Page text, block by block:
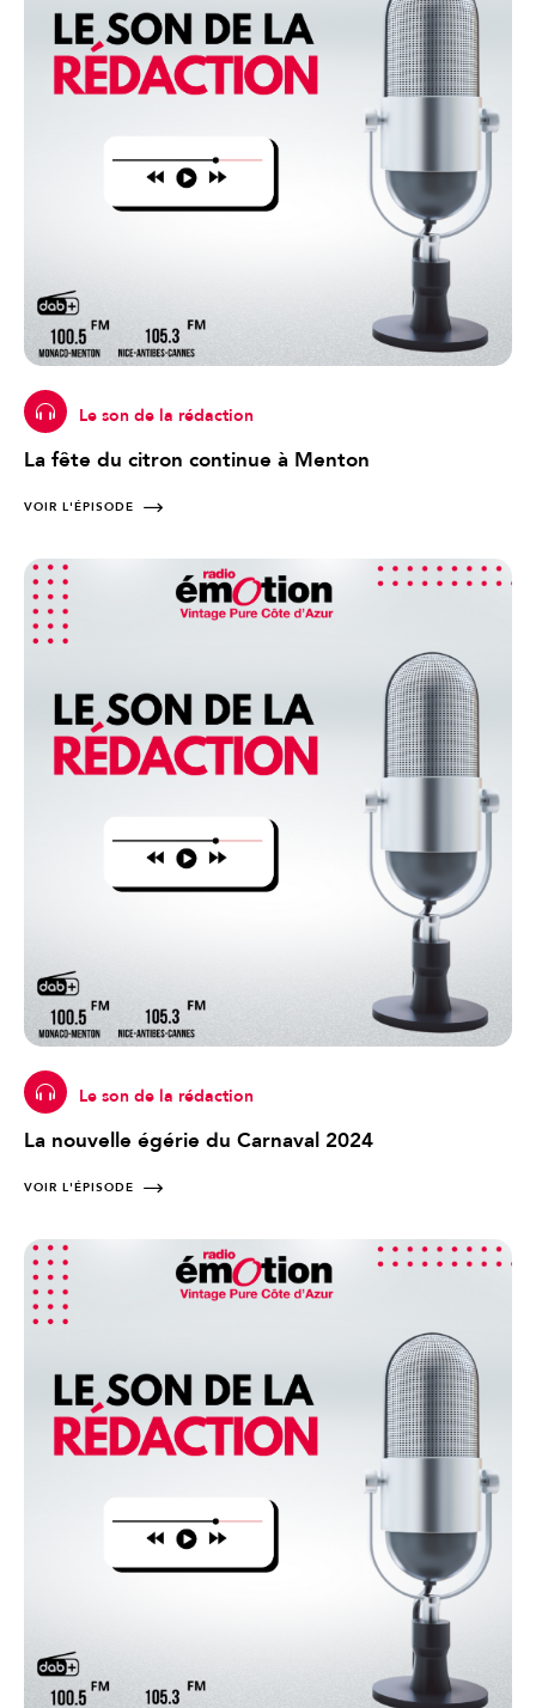
Le son de la rédaction
La fête du citron continue à Menton
VOIR L'ÉPISODE
Le son de la rédaction
La nouvelle égérie du Carnaval 2024
VOIR L'ÉPISODE